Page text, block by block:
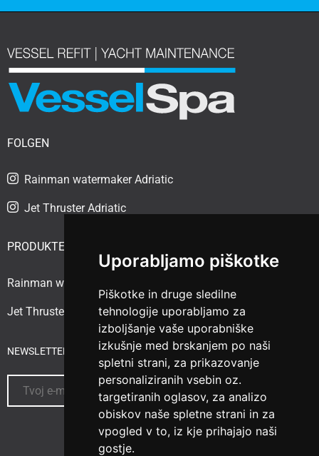
Uporabljamo piškotke
Piškotke in druge sledilne
tehnologije uporabljamo za
izboljšanje vaše uporabniške
izkušnje med brskanjem po naši
spletni strani, za prikazovanje
personaliziranih vsebin oz.
targetiranih oglasov, za analizo
obiskov naše spletne strani in za
vpogled v to, iz kje prihajajo naši
gostje.
FOLGEN
Rainman watermaker Adriatic
Jet Thruster Adriatic
PRODUKTE
Rainman watermaker
Jet Thruster
NEWSLETTER ABONNIEREN